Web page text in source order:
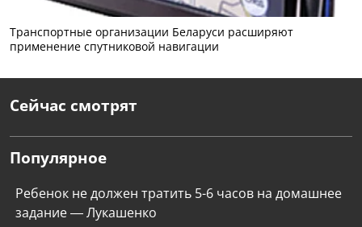
Транспортные организации Беларуси расширяют
применение спутниковой навигации
Сейчас смотрят
Популярное
Ребенок не должен тратить 5-6 часов на домашнее
задание — Лукашенко